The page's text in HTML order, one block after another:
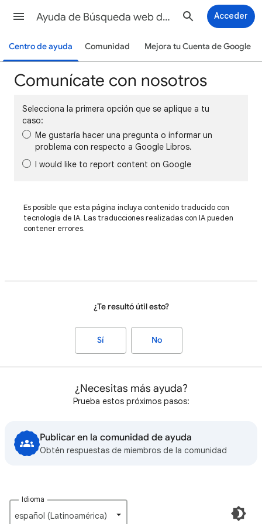
Ayuda de Búsqueda web de Google Acceder
Centro de ayuda Comunidad Mejora tu Cuenta de Google
Comunícate con nosotros
Selecciona la primera opción que se aplique a tu
caso:
Me gustaría hacer una pregunta o informar un
problema con respecto a Google Libros.
I would like to report content on Google
Es posible que esta página incluya contenido traducido con
tecnología de IA. Las traducciones realizadas con IA pueden
contener errores.
¿Te resultó útil esto?
Sí No
¿Necesitas más ayuda?
Prueba estos próximos pasos:
Publicar en la comunidad de ayuda
Obtén respuestas de miembros de la comunidad
Idioma
español (Latinoamérica)‎